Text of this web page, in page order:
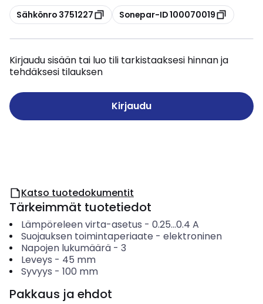
Kopioi
Sähkönro 3751227 Kopioi
Sonepar-ID 100070019
Kirjaudu sisään tai luo tili tarkistaaksesi hinnan ja
tehdäksesi tilauksen
Kirjaudu
Katso tuotedokumentit
Tärkeimmät tuotetiedot
Lämpöreleen virta-asetus - 0.25...0.4 A
Suojauksen toimintaperiaate - elektroninen
Napojen lukumäärä- 3
Leveys - 45 mm
Syvyys - 100 mm
Pakkaus ja ehdot